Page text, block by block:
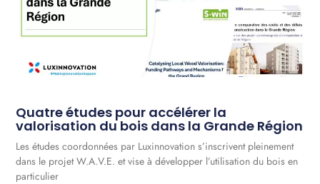
Quatre études pour accélérer la
valorisation du bois dans la Grande Région
Les études coordonnées par Luxinnovation s’inscrivent pleinement
dans le projet W.A.V.E. et vise à développer l’utilisation du bois en
particulier